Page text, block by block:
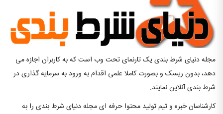
مجله دنیای شرط بندی یک تارنمای تحت وب است که به کاربران اجازه می
دهد، بدون ریسک و بصورت کاملا علمی اقدام به ورود به سرمایه گذاری در
شرط بندی آنلاین نمایند.
کارشناسان خبره و تیم تولید محتوا حرفه ای مجله دنیای شرط بندی را به